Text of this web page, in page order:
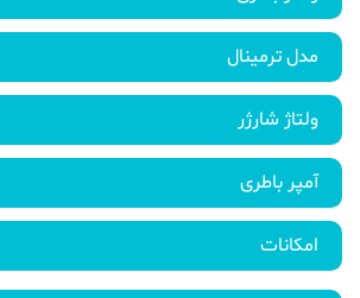
مدل ترمینال
ولتاژ شارژر
آمپر باطری
امکانات